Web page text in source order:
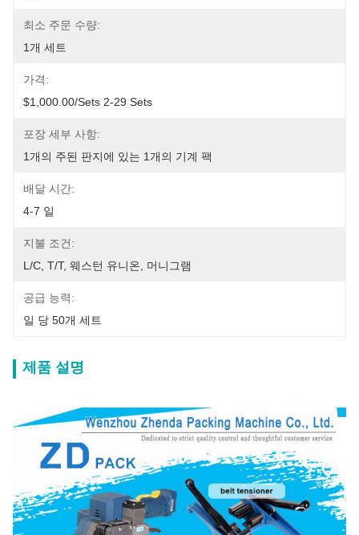
최소 주문 수량:
1개 세트
가격:
$1,000.00/sets 2-29 Sets
포장 세부 사항:
1개의 주된 판지에 있는 1개의 기계 팩
배달 시간:
4-7 일
지불 조건:
L/C, T/T, 웨스턴 유니온, 머니그램
공급 능력:
일 당 50개 세트
제품 설명